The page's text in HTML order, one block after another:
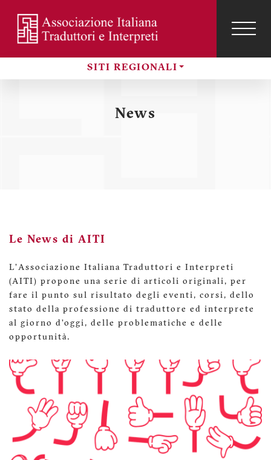
contenuto
principale
SITI REGIONALI
Menu
profilo
News
Le News di AITI
L'Associazione Italiana Traduttori e Interpreti
(AITI) propone una serie di articoli originali, per
fare il punto sul risultato degli eventi, corsi, dello
stato della professione di traduttore ed interprete
al giorno d’oggi, delle problematiche e delle
opportunità.